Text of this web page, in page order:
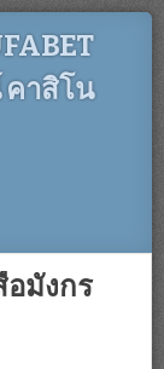
คาสิโน
อมังกร